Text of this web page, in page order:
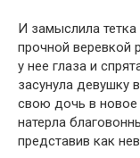
И замыслила
прочной веревкой
у нее глаза и
засунула девушку
свою дочь в новое
натерла
представив как